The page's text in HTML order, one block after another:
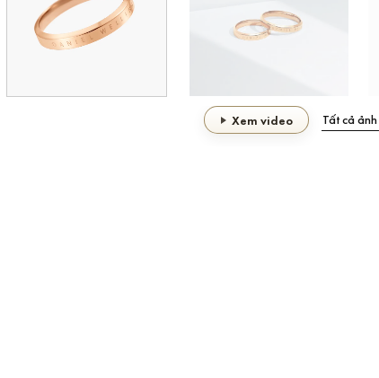
Xem video Tất cả ảnh